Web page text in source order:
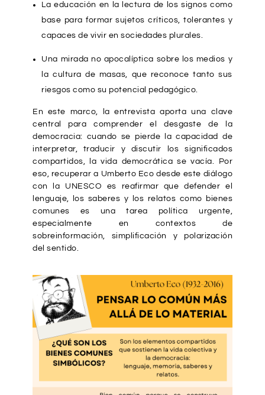
La educación en la lectura de los signos como
base para formar sujetos críticos, tolerantes y
capaces de vivir en sociedades plurales.
Una mirada no apocalíptica sobre los medios y
la cultura de masas, que reconoce tanto sus
riesgos como su potencial pedagógico.
En este marco, la entrevista aporta una clave
central para comprender el desgaste de la
democracia: cuando se pierde la capacidad de
interpretar, traducir y discutir los significados
compartidos, la vida democrática se vacía. Por
eso, recuperar a Umberto Eco desde este diálogo
con la UNESCO es reafirmar que defender el
lenguaje, los saberes y los relatos como bienes
comunes es una tarea política urgente,
especialmente en contextos de
sobreinformación, simplificación y polarización
del sentido.